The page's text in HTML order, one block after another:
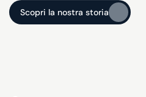
Scopri la nostra storia
Scopri la nostra storia